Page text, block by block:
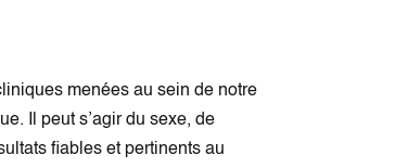
menées au sein de notre
Il peut s’agir du sexe, de
fiables et pertinents au